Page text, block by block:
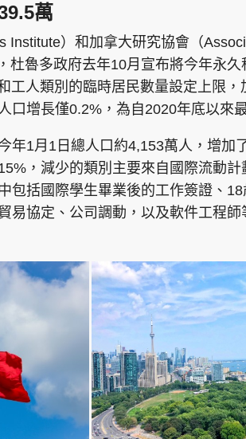
萬
Institute）和加拿大研究協會（
杜魯多政府去年10月宣布將今年永久
工人類別的臨時居民數量設定上限，
口增長僅0.2%，為自2020年底以來
年1月1日總人口約4,153萬人，增加
，減少的類別主要來自國際流動計
包括國際學生畢業後的工作簽證、
易協定、公司調動，以及軟件工程師